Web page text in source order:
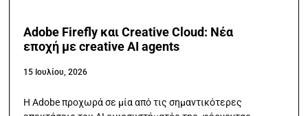
Adobe Firefly και Creative Cloud: Νέα
εποχή με creative AI agents
15 Ιουλίου, 2026
Η Adobe προχωρά σε μία από τις σημαντικότερες